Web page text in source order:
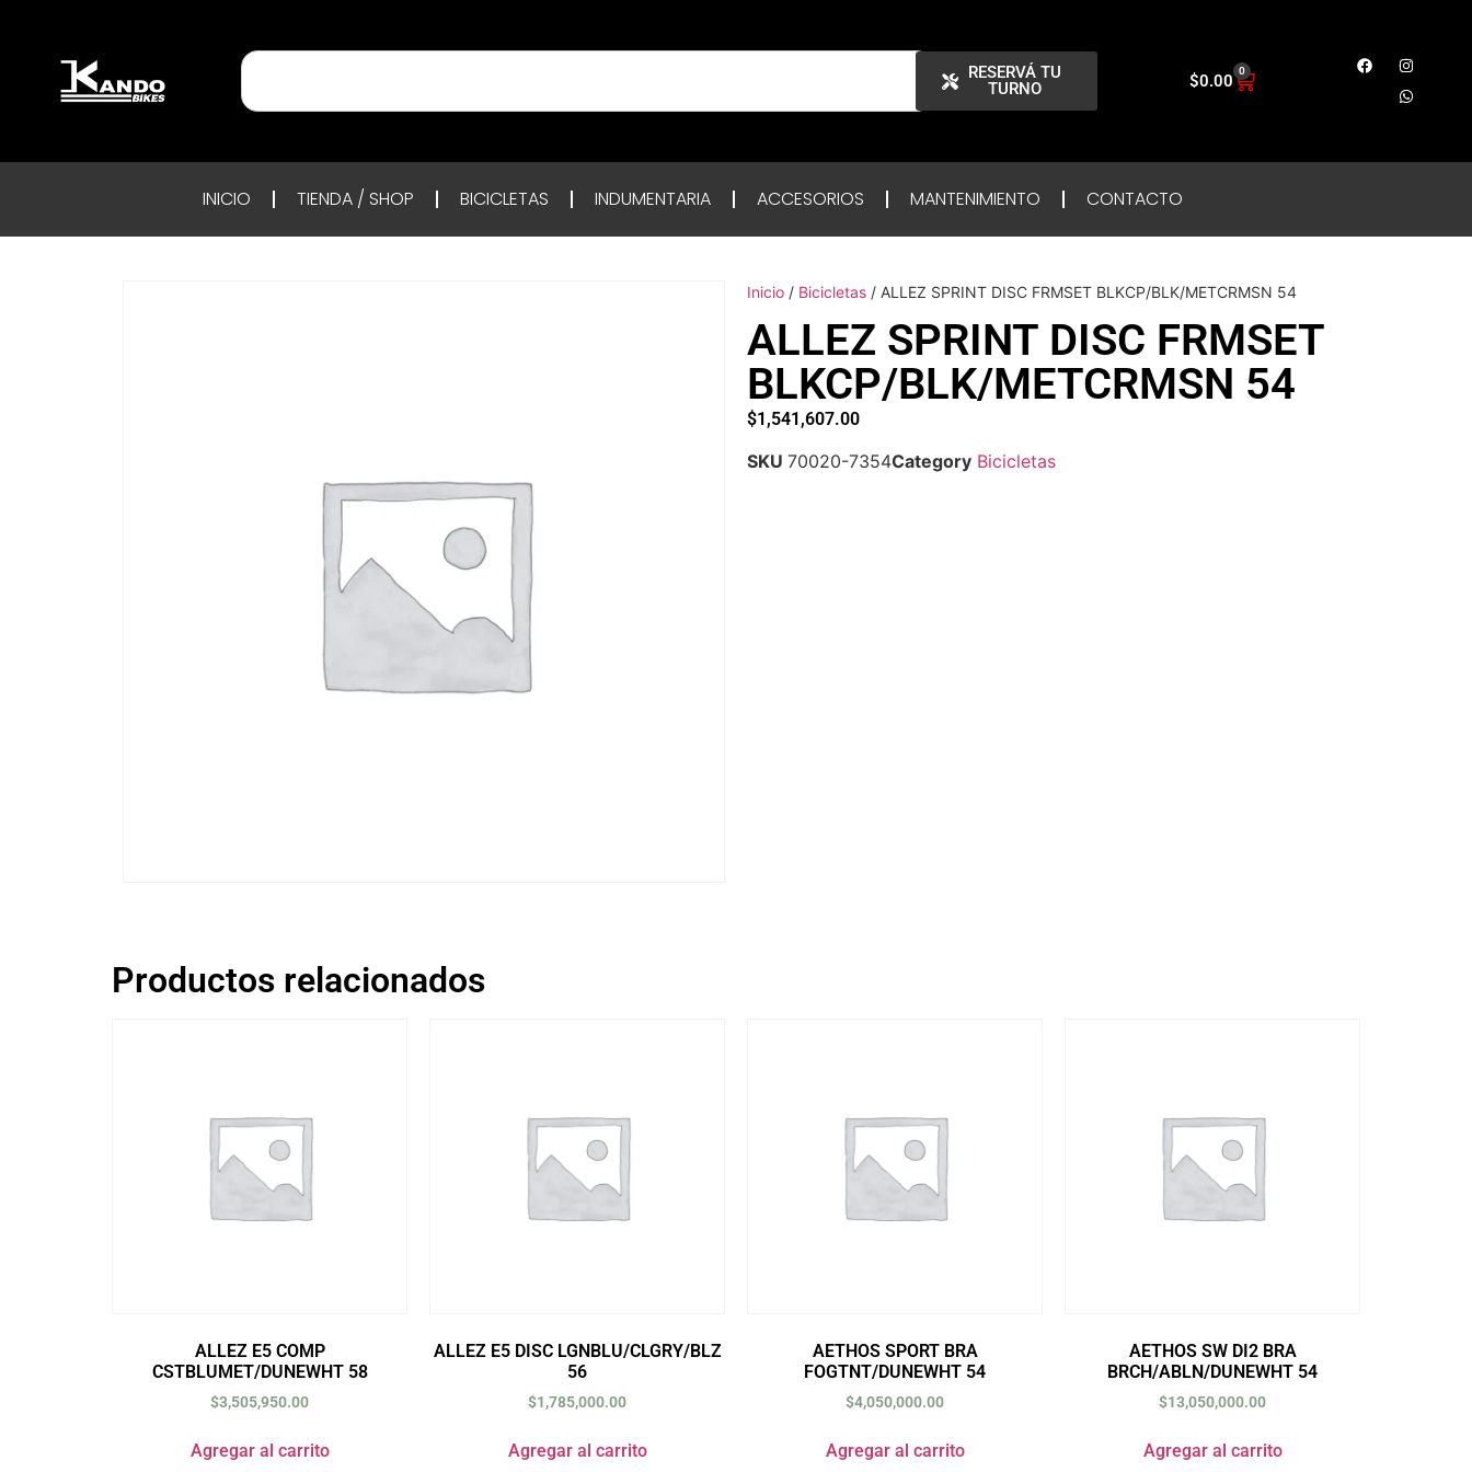
RESERVÁ TU
TURNO
$0.00 0
INICIO TIENDA / SHOP BICICLETAS INDUMENTARIA ACCESORIOS MANTENIMIENTO CONTACTO
Inicio / Bicicletas / ALLEZ SPRINT DISC FRMSET BLKCP/BLK/METCRMSN 54
ALLEZ SPRINT DISC FRMSET
BLKCP/BLK/METCRMSN 54
$1,541,607.00
SKU 70020-7354Category Bicicletas
Productos relacionados
ALLEZ E5 COMP
CSTBLUMET/DUNEWHT 58
$3,505,950.00
Agregar al carrito
ALLEZ E5 DISC LGNBLU/CLGRY/BLZ
56
$1,785,000.00
Agregar al carrito
AETHOS SPORT BRA
FOGTNT/DUNEWHT 54
$4,050,000.00
Agregar al carrito
AETHOS SW DI2 BRA
BRCH/ABLN/DUNEWHT 54
$13,050,000.00
Agregar al carrito